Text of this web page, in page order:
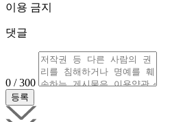
이용 금지
댓글
0 / 300